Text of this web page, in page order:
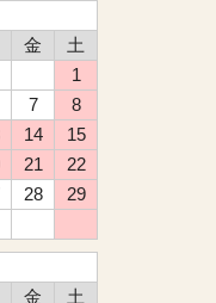
金
土
1
7
8
14
15
21
22
28
29
金
土